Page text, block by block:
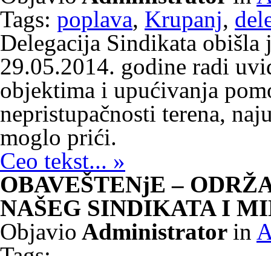
Tags: poplava, Krupanj,
Delegacija Sindikata
29.05.2014. godine radi
objektima i upućivanja
nepristupačnosti terena,
moglo prići.
Ceo tekst... »
OBAVEŠTENjE –
NAŠEG SINDIKATA I
Objavio Administrator in